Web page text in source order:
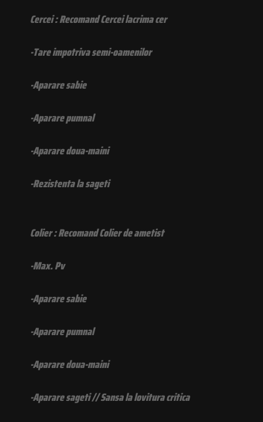
Cercei : Recomand Cercei lacrima cer
-Tare impotriva semi-oamenilor
-Aparare sabie
-Aparare pumnal
-Aparare doua-maini
-Rezistenta la sageti
Colier : Recomand Colier de ametist
-Max. Pv
-Aparare sabie
-Aparare pumnal
-Aparare doua-maini
-Aparare sageti // Sansa la lovitura critica